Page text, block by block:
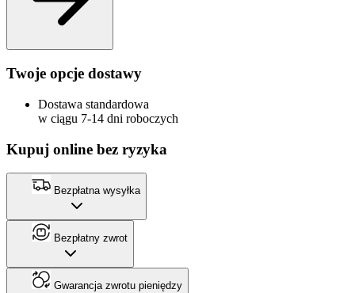
Twoje opcje dostawy
Dostawa standardowa
w ciągu 7-14 dni roboczych
Kupuj online bez ryzyka
Bezpłatna wysyłka
Bezpłatny zwrot
Gwarancja zwrotu pieniędzy